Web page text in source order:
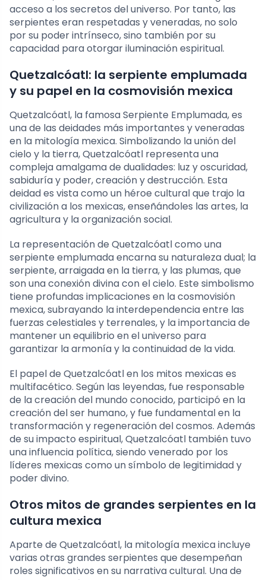
acceso a los secretos del universo. Por tanto, las
serpientes eran respetadas y veneradas, no solo
por su poder intrínseco, sino también por su
capacidad para otorgar iluminación espiritual.
Quetzalcóatl: la serpiente emplumada
y su papel en la cosmovisión mexica
Quetzalcóatl, la famosa Serpiente Emplumada, es
una de las deidades más importantes y veneradas
en la mitología mexica. Simbolizando la unión del
cielo y la tierra, Quetzalcóatl representa una
compleja amalgama de dualidades: luz y oscuridad,
sabiduría y poder, creación y destrucción. Esta
deidad es vista como un héroe cultural que trajo la
civilización a los mexicas, enseñándoles las artes, la
agricultura y la organización social.
La representación de Quetzalcóatl como una
serpiente emplumada encarna su naturaleza dual; la
serpiente, arraigada en la tierra, y las plumas, que
son una conexión divina con el cielo. Este simbolismo
tiene profundas implicaciones en la cosmovisión
mexica, subrayando la interdependencia entre las
fuerzas celestiales y terrenales, y la importancia de
mantener un equilibrio en el universo para
garantizar la armonía y la continuidad de la vida.
El papel de Quetzalcóatl en los mitos mexicas es
multifacético. Según las leyendas, fue responsable
de la creación del mundo conocido, participó en la
creación del ser humano, y fue fundamental en la
transformación y regeneración del cosmos. Además
de su impacto espiritual, Quetzalcóatl también tuvo
una influencia política, siendo venerado por los
líderes mexicas como un símbolo de legitimidad y
poder divino.
Otros mitos de grandes serpientes en la
cultura mexica
Aparte de Quetzalcóatl, la mitología mexica incluye
varias otras grandes serpientes que desempeñan
roles significativos en su narrativa cultural. Una de